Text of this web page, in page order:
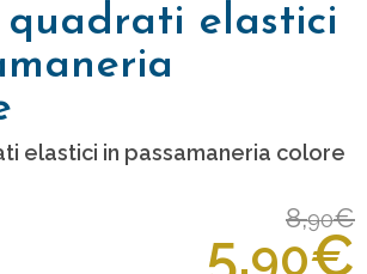
quadrati elastici
elastici in passamaneria colore
8,90€
5,90€